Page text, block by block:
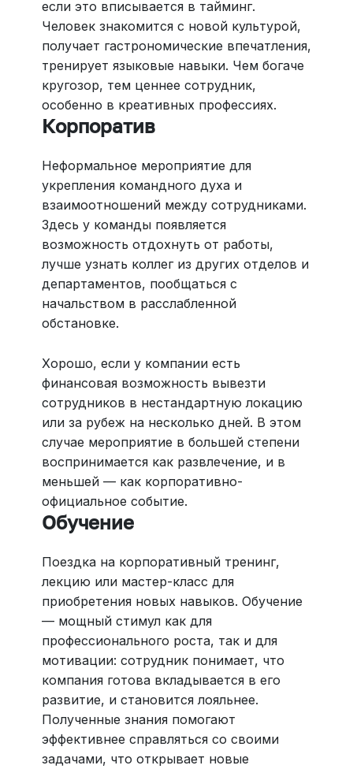
если это вписывается в тайминг.
Человек знакомится с новой культурой,
получает гастрономические впечатления,
тренирует языковые навыки. Чем богаче
кругозор, тем ценнее сотрудник,
особенно в креативных профессиях.
Корпоратив
Неформальное мероприятие для
укрепления командного духа и
взаимоотношений между сотрудниками.
Здесь у команды появляется
возможность отдохнуть от работы,
лучше узнать коллег из других отделов и
департаментов, пообщаться с
начальством в расслабленной
обстановке.
Хорошо, если у компании есть
финансовая возможность вывезти
сотрудников в нестандартную локацию
или за рубеж на несколько дней. В этом
случае мероприятие в большей степени
воспринимается как развлечение, и в
меньшей — как корпоративно-
официальное событие.
Обучение
Поездка на корпоративный тренинг,
лекцию или мастер-класс для
приобретения новых навыков. Обучение
— мощный стимул как для
профессионального роста, так и для
мотивации: сотрудник понимает, что
компания готова вкладывается в его
развитие, и становится лояльнее.
Полученные знания помогают
эффективнее справляться со своими
задачами, что открывает новые